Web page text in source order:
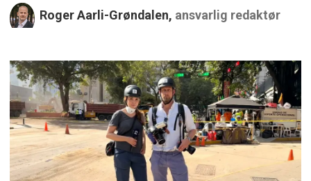
Roger Aarli-Grøndalen, ansvarlig redaktør